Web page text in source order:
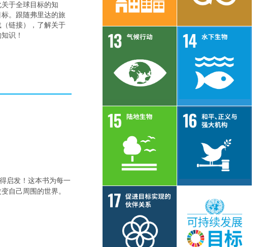
于全球目标的知
。跟随弗里达的旅
链接），了解关于
识！
启发！这本书为每一
自己周围的世界。
目标 13 目标 14
目标 15 目标 16
目标 17 了解更多